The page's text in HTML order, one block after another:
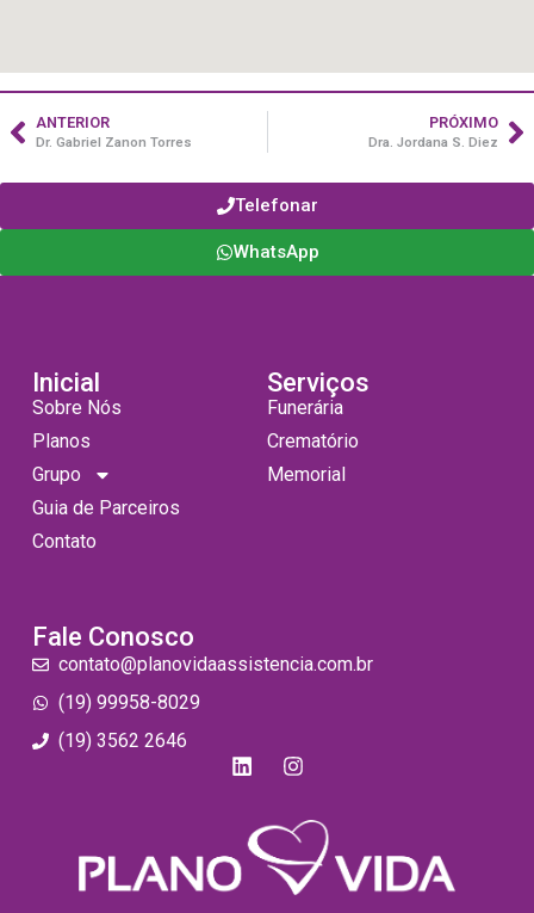
ANTERIOR
Dr. Gabriel Zanon Torres
PRÓXIMO
Dra. Jordana S. Diez
Telefonar
WhatsApp
Inicial
Sobre Nós
Planos
Grupo
Guia de Parceiros
Contato
Serviços
Funerária
Crematório
Memorial
Fale Conosco
contato@planovidaassistencia.com.br
(19) 99958-8029
(19) 3562 2646